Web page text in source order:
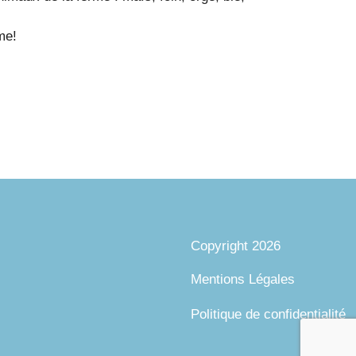
Copyright 2026
Mentions Légales
Politique de confidentialité